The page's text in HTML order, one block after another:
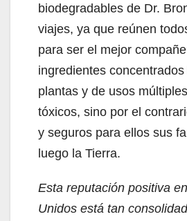
biodegradables de Dr.
viajes, ya que reúnen
para ser el mejor
ingredientes
plantas y de usos
tóxicos, sino por el
y seguros para ellos sus
luego la Tierra.
Esta reputación positiva
Unidos está tan